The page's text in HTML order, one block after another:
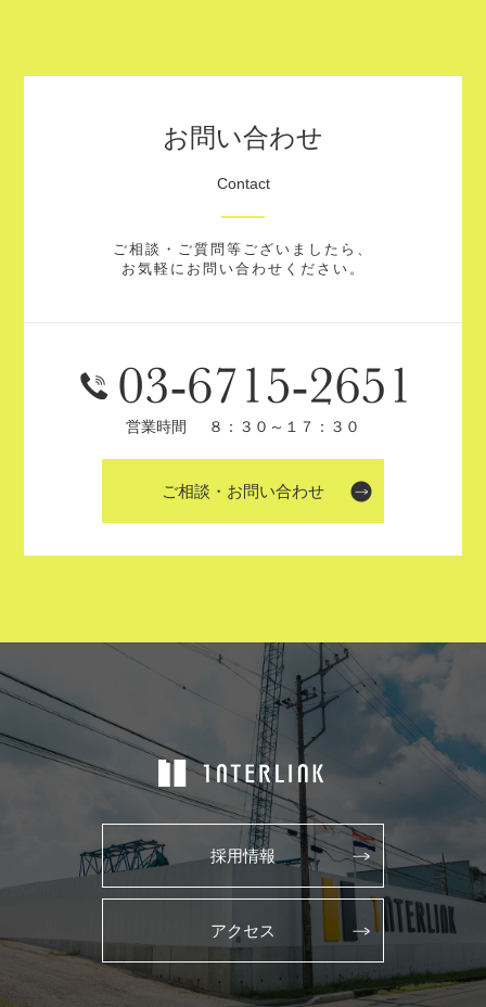
お問い合わせ
Contact
ご相談・ご質問等ございましたら、
お気軽にお問い合わせください。
営業時間 ８：３０～１７：３０
ご相談・お問い合わせ
採用情報
アクセス